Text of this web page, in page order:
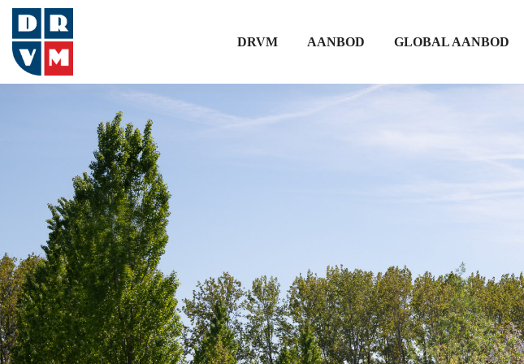
DRVM AANBOD GLOBAL AANBOD